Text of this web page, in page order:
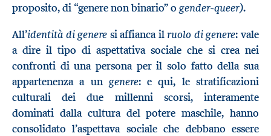
proposito, di “genere non binario” o gender-queer).
All’identità di genere si affianca ilruolo di genere: vale
a dire il tipo di aspettativa sociale che si crea nei
confronti di una persona per il solo fatto della sua
appartenenza a un genere: e qui, le stratificazioni
culturali dei due millenni scorsi, interamente
dominati dalla cultura del potere maschile, hanno
consolidato l’aspettava sociale che debbano essere